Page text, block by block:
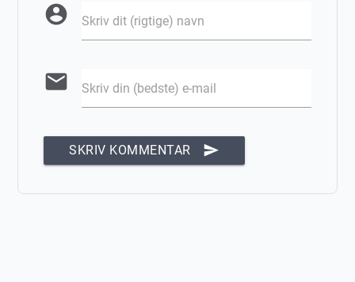
account_circle Skriv dit (rigtige) navn
email Skriv din (bedste) e-mail
SKRIV KOMMENTAR send